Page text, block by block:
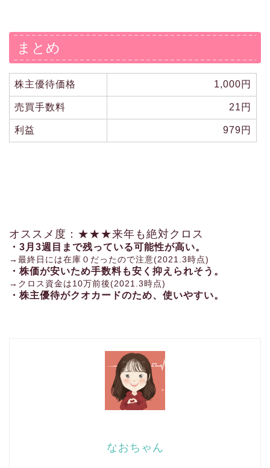
まとめ
株主優待価格 1,000円
売買手数料 21円
利益 979円
オススメ度：★★★来年も絶対クロス
・3月3週目まで残っている可能性が高い。
→最終日には在庫０だったので注意(2021.3時点)
・株価が安いため手数料も安く抑えられそう。
→クロス資金は10万前後(2021.3時点)
・株主優待がクオカードのため、使いやすい。
なおちゃん